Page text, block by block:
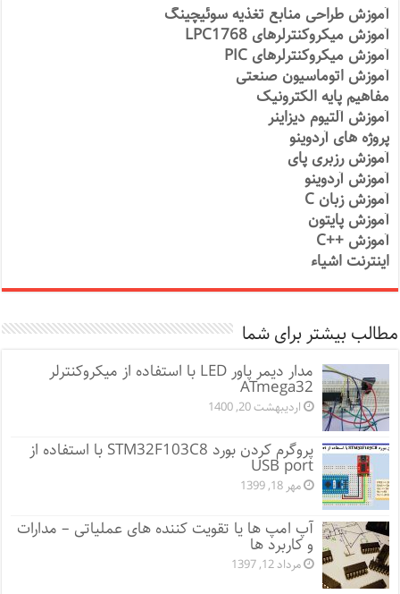
آموزش طراحی منابع تغذیه سوئیچینگ
آموزش میکروکنترلرهای LPC1768
آموزش میکروکنترلرهای PIC
آموزش اتوماسیون صنعتی
مفاهیم پایه الکترونیک
آموزش آلتیوم دیزاینر
پروژه های آردوینو
آموزش رزبری پای
آموزش آردوینو
آموزش زبان C
آموزش پایتون
آموزش ++C
اینترنت اشیاء
مطالب بیشتر برای شما
مدار دیمر پاور LED با استفاده از میکروکنترلر
ATmega32
اردیبهشت 20, 1400
پروگرم کردن بورد STM32F103C8 با استفاده از
USB port
مهر 18, 1399
آپ امپ ها یا تقویت کننده های عملیاتی – مدارات
و کاربرد ها
مرداد 12, 1397